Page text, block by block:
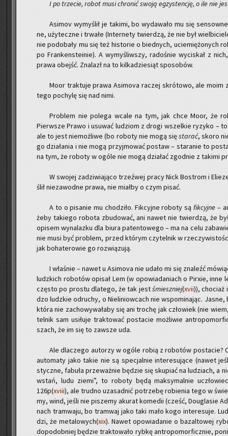
I po trze­cie, robot musi chro­nić swoją eg­zy­sten­cję, o ile nie
Asi­mov wy­my­ślił je ta­ki­mi, bo wy­da­wa­ło mu się
ne, uży­tecz­ne i trwa­łe (In­ter­ne­ty twier­dzą, że nie był
nie po­do­ba­ły mu się też hi­sto­rie o bied­nych, ucie­mię­żo­nych
po Fran­ken­ste­inie). A wy­my­śliw­szy, ra­do­śnie wy­ci­skał z
prawa obejść. Zna­lazł na to kil­ka­dzie­siąt spo­so­bów.
Moor trak­tu­je prawa Asi­mo­va ra­czej skró­to­wo, ale
te­go po­chy­lę się nad nimi.
Pro­blem nie po­le­ga wcale na tym, jak chce Moor, że
Pierw­sze Prawo i usu­wać lu­dziom z drogi wszel­kie ry­zy­ko –
ale to jest nie­moż­li­we (bo ro­bo­ty nie mogą sięsta­rać, skoro
go dzia­ła­nia i nie mogą przyj­mo­wać po­staw – sta­ra­nie to
na tym, że ro­bo­ty w ogóle nie mogą dzia­łać zgod­nie z ta­ki­mi
W swo­jej za­dzi­wia­ją­co trzeź­wej pracy Nick Bo­strom i
ślił nie­za­wod­ne prawa, nie miał­by o czym pisać.
A to o pi­sa­nie mu cho­dzi­ło. Fik­cyj­ne ro­bo­ty są fik­cyj­ne –
żeby ta­kie­go ro­bo­ta zbu­do­wać, ani nawet nie twier­dzą, że
opi­sem wy­na­laz­ku dla biura pa­ten­to­we­go – ma na celu
nie musi być pro­blem, przed któ­rym czy­tel­nik w
jak bo­ha­te­ro­wie go roz­wią­zu­ją.
I wła­śnie – nawet u Asi­mo­va nie udało mi się zna­leźć
ludz­kich ro­bo­tów opi­sał Lem (w opo­wia­da­niach o Pi­rxie,
czę­sto po pro­stu dla­te­go, że tak jestśmiesz­niej(xvii)), cho­ciaż
dzo ludz­kie od­ru­chy, o Nie­li­niow­cach nie wspo­mi­na­jąc.
która nie za­cho­wy­wa­ła­by się ani tro­chę jak czło­wiek (nie
tel­nik sam usi­łu­je trak­to­wać po­sta­cie moż­li­wie
szach, że im się to za­wsze uda.
Ale dla­cze­go au­to­rzy w ogóle robią z ro­bo­tów po­sta­cie?
au­to­ma­ty jako takie nie są spe­cjal­nie in­te­re­su­ją­ce (nawet
stycz­ne, fa­bu­ła prze­waż­nie bę­dzie się sku­piać na lu­dziach, a
wstań, ludu ziemi”, to ro­bo­ty będą mak­sy­mal­nie
126p(xviii), ale trud­no uza­sad­nić po­trze­bę ro­bie­nia tego w
my, wind, jeśli nie pi­sze­my aku­rat ko­me­dii (cześć, Do­ugla­sie
nach tram­wa­ju, bo tram­waj jako taki mało kogo in­te­re­su­je.
dzi, że me­ta­lo­wych(xix). Nawet opo­wia­da­nie o ba­zal­to­wej
do­po­dob­niej bę­dzie trak­to­wa­ło rybkę an­tro­po­mor­ficz­nie,